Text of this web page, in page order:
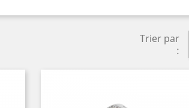
Trier par
: